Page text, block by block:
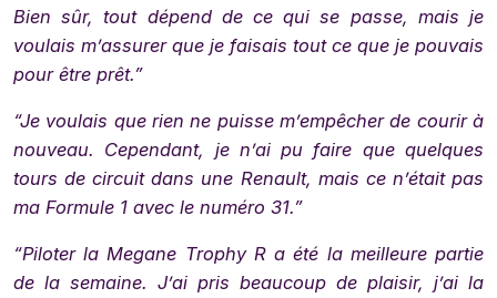
Bien sûr, tout dépend de ce qui se passe, mais je
voulais m’assurer que je faisais tout ce que je pouvais
pour être prêt.”
“Je voulais que rien ne puisse m’empêcher de courir à
nouveau. Cependant, je n’ai pu faire que quelques
tours de circuit dans une Renault, mais ce n’était pas
ma Formule 1 avec le numéro 31.”
“Piloter la Megane Trophy R a été la meilleure partie
de la semaine. J’ai pris beaucoup de plaisir, j’ai la